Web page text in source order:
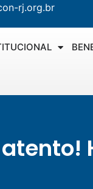
rj.org.br